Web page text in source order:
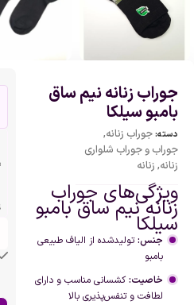
جوراب زنانه نیم ساق
بامبو سیلکا
دسته:جوراب زنانه,
جوراب و جوراب شلواری
زنانه, زنانه
ویژگی‌های جوراب
زنانه نیم ساق بامبو
سیلکا
جنس:تولیدشده از الیاف طبیعی
بامبو
خاصیت: کشسانی مناسب و دارای
لطافت و تنفس‌پذیری بالا